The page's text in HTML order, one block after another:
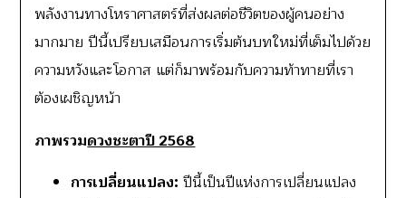
พลังงานทางโหราศาสตร์ที่ส่งผลต่อชีวิตของผู้คนอย่าง
มากมาย ปีนี้เปรียบเสมือนการเริ่มต้นบทใหม่ที่เต็มไปด้วย
ความหวังและโอกาส แต่ก็มาพร้อมกับความท้าทายที่เรา
ต้องเผชิญหน้า
ภาพรวมดวงชะตาปี 2568
การเปลี่ยนแปลง: ปีนี้เป็นปีแห่งการเปลี่ยนแปลง